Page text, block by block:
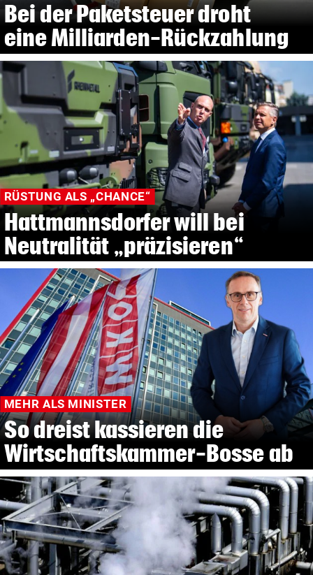
Bei der Paketsteuer droht
eine Milliarden-Rückzahlung
RÜSTUNG ALS „CHANCE“
Hattmannsdorfer will bei
Neutralität „präzisieren“
MEHR ALS MINISTER
So dreist kassieren die
Wirtschaftskammer-Bosse ab